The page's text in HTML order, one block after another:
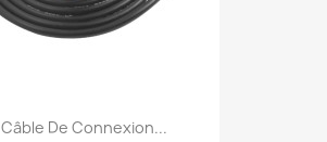
Câble De Connexion...